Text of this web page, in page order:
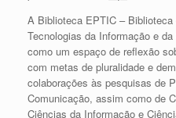
A Biblioteca EPTIC –
Tecnologias da Informação e
como um espaço de reflexão
com metas de pluralidade e
colaborações às pesquisas de
Comunicação, assim como de
Ciências da Informação e